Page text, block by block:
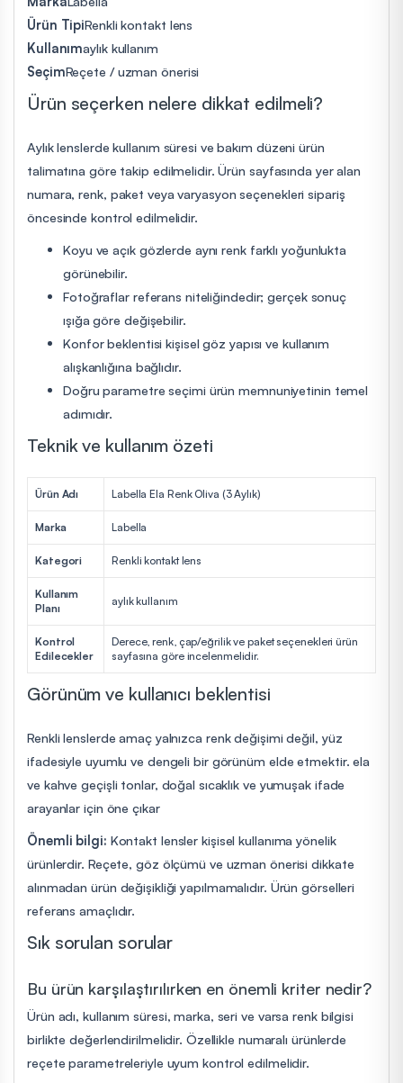
Ürün TipiRenkli kontakt lens
Kullanımaylık kullanım
SeçimReçete / uzman önerisi
Ürün seçerken nelere dikkat edilmeli?
Aylık lenslerde kullanım süresi ve bakım düzeni ürün
talimatına göre takip edilmelidir. Ürün sayfasında yer alan
numara, renk, paket veya varyasyon seçenekleri sipariş
öncesinde kontrol edilmelidir.
Koyu ve açık gözlerde aynı renk farklı yoğunlukta
görünebilir.
Fotoğraflar referans niteliğindedir; gerçek sonuç
ışığa göre değişebilir.
Konfor beklentisi kişisel göz yapısı ve kullanım
alışkanlığına bağlıdır.
Doğru parametre seçimi ürün memnuniyetinin temel
adımıdır.
Teknik ve kullanım özeti
Ürün Adı Labella Ela Renk Oliva (3 Aylık)
Marka Labella
Kategori Renkli kontakt lens
Kullanım
Planı
aylık kullanım
Kontrol
Edilecekler
Derece, renk, çap/eğrilik ve paket seçenekleri ürün
sayfasına göre incelenmelidir.
Görünüm ve kullanıcı beklentisi
Renkli lenslerde amaç yalnızca renk değişimi değil, yüz
ifadesiyle uyumlu ve dengeli bir görünüm elde etmektir. ela
ve kahve geçişli tonlar, doğal sıcaklık ve yumuşak ifade
arayanlar için öne çıkar
Önemli bilgi: Kontakt lensler kişisel kullanıma yönelik
ürünlerdir. Reçete, göz ölçümü ve uzman önerisi dikkate
alınmadan ürün değişikliği yapılmamalıdır. Ürün görselleri
referans amaçlıdır.
Sık sorulan sorular
Bu ürün karşılaştırılırken en önemli kriter nedir?
Ürün adı, kullanım süresi, marka, seri ve varsa renk bilgisi
birlikte değerlendirilmelidir. Özellikle numaralı ürünlerde
reçete parametreleriyle uyum kontrol edilmelidir.